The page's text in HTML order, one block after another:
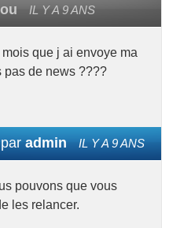
IL Y A 9 ANS
que j ai envoye ma
pas de news ????
admin IL Y A 9 ANS
pouvons que vous
les relancer.